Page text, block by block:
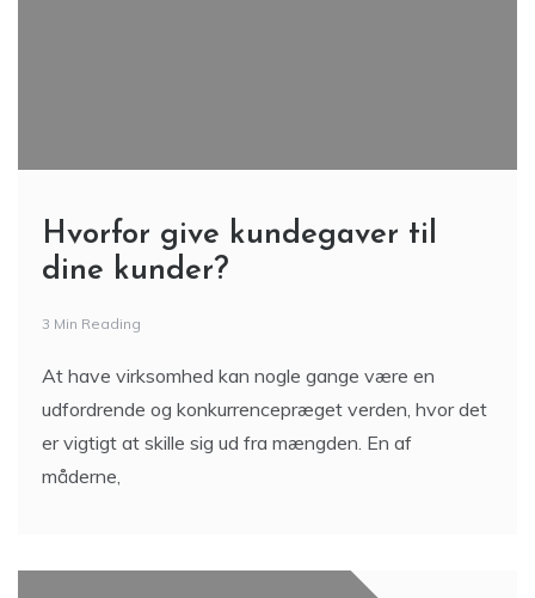
Hvorfor give kundegaver til
dine kunder?
3 Min Reading
At have virksomhed kan nogle gange være en
udfordrende og konkurrencepræget verden, hvor det
er vigtigt at skille sig ud fra mængden. En af
måderne,